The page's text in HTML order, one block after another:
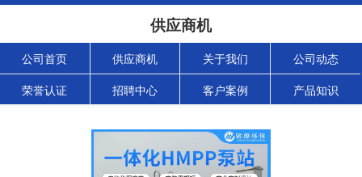
供应商机
公司首页 供应商机 关于我们 公司动态
荣誉认证 招聘中心 客户案例 产品知识